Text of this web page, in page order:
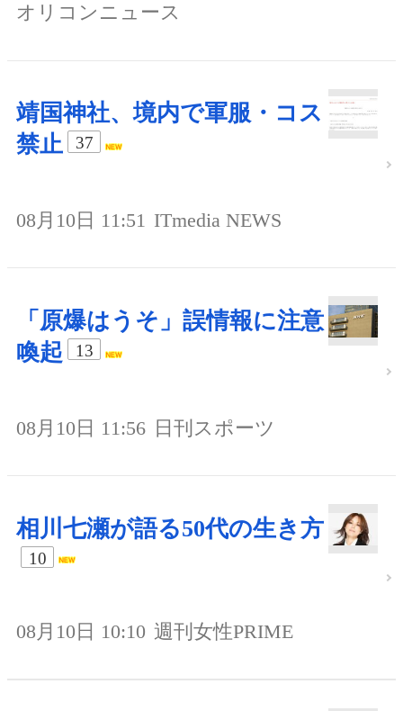
オリコンニュース
靖国神社、境内で軍服・コス
禁止
37
08月10日 11:51 ITmedia NEWS
「原爆はうそ」誤情報に注意
喚起
13
08月10日 11:56 日刊スポーツ
相川七瀬が語る50代の生き方
10
08月10日 10:10 週刊女性PRIME